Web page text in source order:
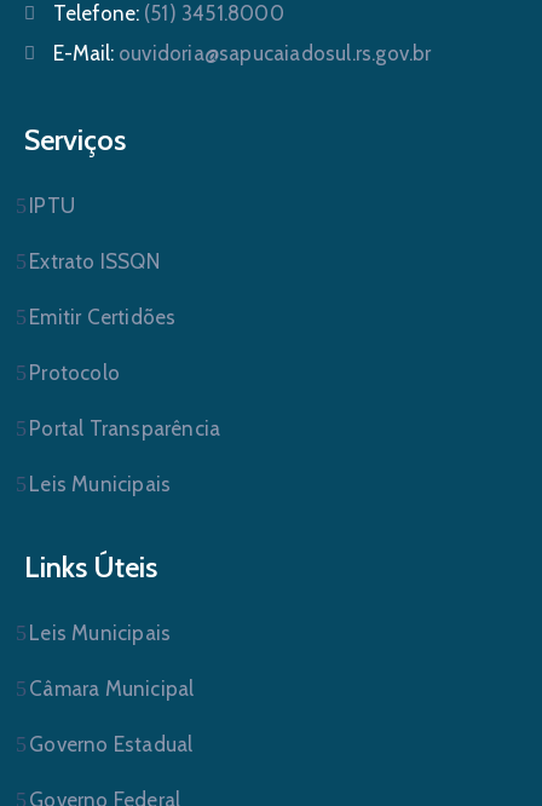
Telefone: (51) 3451.8000
E-Mail: ouvidoria@sapucaiadosul.rs.gov.br
Serviços
IPTU
Extrato ISSQN
Emitir Certidões
Protocolo
Portal Transparência
Leis Municipais
Links Úteis
Leis Municipais
Câmara Municipal
Governo Estadual
Governo Federal